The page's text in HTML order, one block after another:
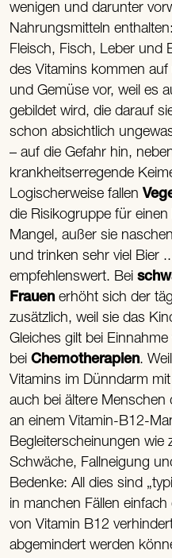
wenigen und darunter
Nahrungsmitteln
Fleisch, Fisch, Leber und
des Vitamins kommen
und Gemüse vor, weil es
gebildet wird, die darauf
schon absichtlich
– auf die Gefahr hin,
krankheitserregende
Logischerweise fallen
die Risikogruppe für
Mangel, außer sie
und trinken sehr viel Bier
empfehlenswert. Bei
Frauen erhöht sich der
zusätzlich, weil sie das
Gleiches gilt bei
beiChemotherapien.
Vitamins im Dünndarm
auch bei ältere Menschen
an einem Vitamin-B12-
Begleiterscheinungen wie
Schwäche, Fallneigung
Bedenke: All dies sind
in manchen Fällen
von Vitamin B12
abgemindert werden